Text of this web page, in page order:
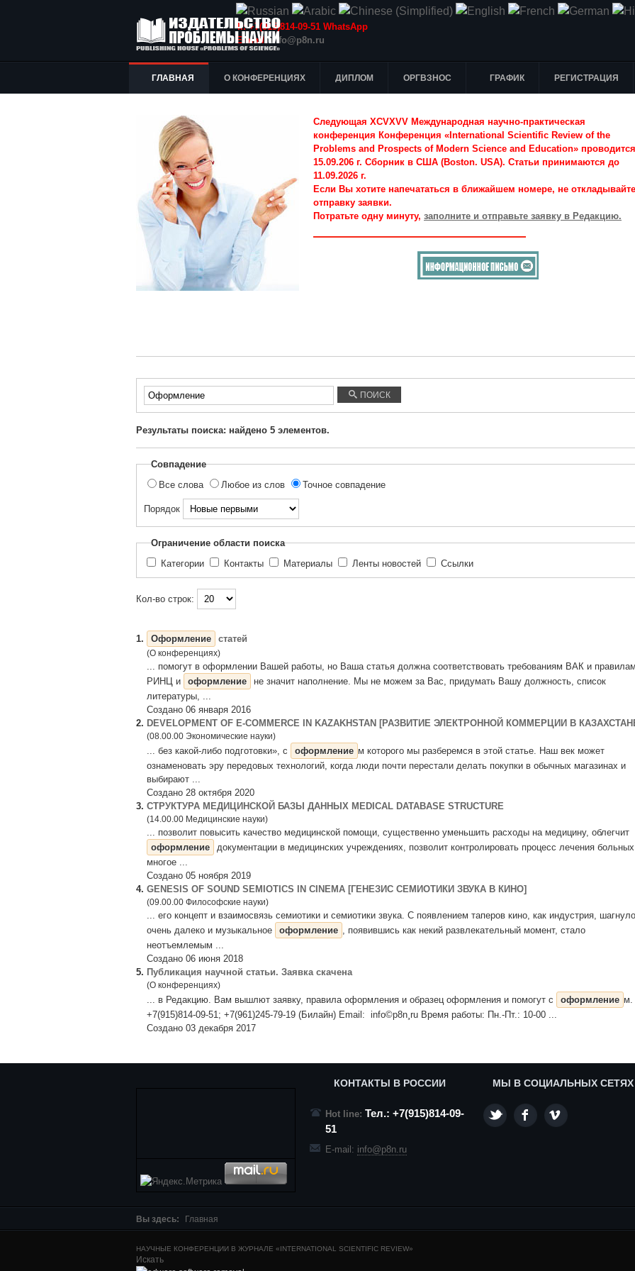
Т.: +7(915)814-09-51 WhatsApp
E-mail:info@p8n.ru
ГЛАВНАЯ О КОНФЕРЕНЦИЯХ ДИПЛОМ ОРГВЗНОС ГРАФИК РЕГИСТРАЦИЯ
Следующая XCVXVV Международная научно-практическая
конференция Конференция «International Scientific Review of the
Problems and Prospects of Modern Science and Education» проводится
15.09.206 г. Сборник в США (Boston. USA). Статьи принимаются до
11.09.2026 г.
Если Вы хотите напечататься в ближайшем номере, не откладывайте
отправку заявки.
Потратьте одну минуту, заполните и отправьте заявку в Редакцию.
Введите
текст
поиска...
ПОИСК
Результаты поиска: найдено 5 элементов.
Совпадение
Все слова
Любое из слов Точное совпадение
Порядок
Ограничение области поиска
Категории
Контакты Материалы Ленты новостей Ссылки
Кол-во строк:
1. Оформление статей
(О конференциях)
... помогут в оформлении Вашей работы, но Ваша статья должна соответствовать требованиям ВАК и правилам
РИНЦ и
оформление
не значит наполнение. Мы не можем за Вас, придумать Вашу должность, список
литературы, ...
Создано 06 января 2016
2. DEVELOPMENT OF E-COMMERCE IN KAZAKHSTAN [РАЗВИТИЕ ЭЛЕКТРОННОЙ КОММЕРЦИИ В
(08.00.00 Экономические науки)
... без какой-либо подготовки», с оформление м которого мы разберемся в этой статье. Наш век может
ознаменовать эру передовых технологий, когда люди почти перестали делать покупки в обычных магазинах и
выбирают ...
Создано 28 октября 2020
3. СТРУКТУРА МЕДИЦИНСКОЙ БАЗЫ ДАННЫХ MEDICAL DATABASE STRUCTURE
(14.00.00 Медицинские науки)
... позволит повысить качество медицинской помощи, существенно уменьшить расходы на медицину, облегчит
оформление
документации в медицинских учреждениях, позволит контролировать процесс лечения
многое ...
Создано 05 ноября 2019
4. GENESIS OF SOUND SEMIOTICS IN CINEMA [ГЕНЕЗИС СЕМИОТИКИ ЗВУКА В КИНО]
(09.00.00 Философские науки)
... его концепт и взаимосвязь семиотики и семиотики звука. С появлением таперов кино, как индустрия, шагнуло
очень далеко и музыкальное
оформление , появившись как некий развлекательный момент, стало
неотъемлемым ...
Создано 06 июня 2018
5. Публикация научной статьи. Заявка скачена
(О конференциях)
... в Редакцию. Вам вышлют заявку, правила оформления и образец оформления и помогут с оформление м.
+7(915)814-09-51; +7(961)245-79-19 (Билайн) Email: info©p8n¸ru Время работы: Пн.-Пт.: 10-00 ...
Создано 03 декабря 2017
КОНТАКТЫ В РОССИИ
Hot line: Тел.: +7(915)814-09-
51
E-mail: info@p8n.ru
МЫ В СОЦИАЛЬНЫХ СЕТЯХ
Вы здесь: Главная
НАУЧНЫЕ КОНФЕРЕНЦИИ В ЖУРНАЛЕ «INTERNATIONAL SCIENTIFIC REVIEW»
Искать